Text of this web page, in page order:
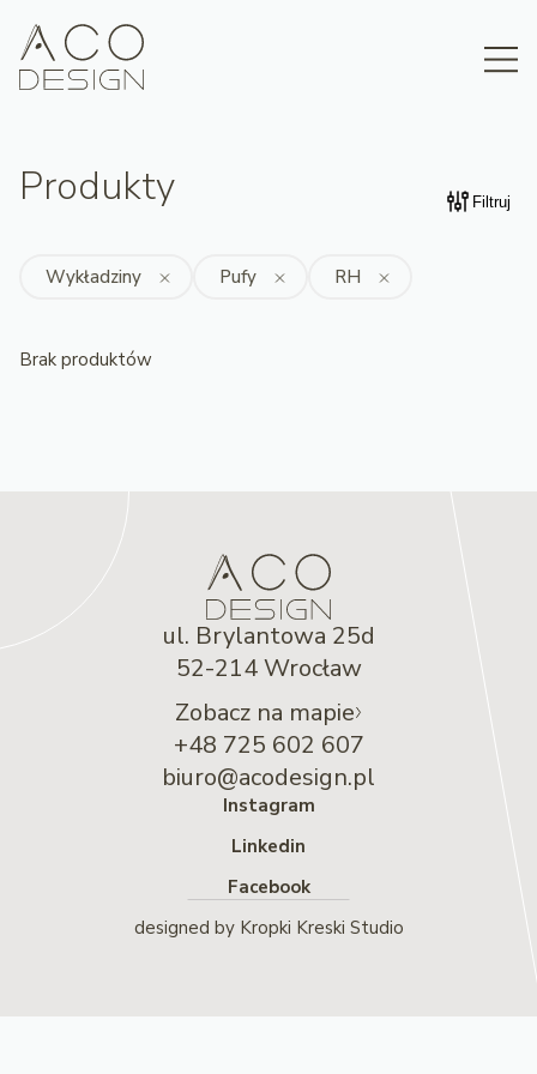
Produkty Filtruj
Wykładziny Pufy RH
Brak produktów
ul. Brylantowa 25d
52-214 Wrocław
Zobacz na mapie
+48 725 602 607
biuro@acodesign.pl
Instagram
Linkedin
Facebook
designed by Kropki Kreski Studio